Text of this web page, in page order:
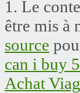
1. Le
être mis à
source
can i buy
Achat